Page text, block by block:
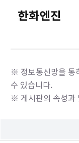
※ 정보통신망을 통
수 있습니다.
※ 게시판의 속성과